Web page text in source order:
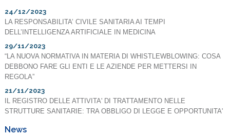
24/12/2023
LA RESPONSABILITA’ CIVILE SANITARIA AI TEMPI
DELL’INTELLIGENZA ARTIFICIALE IN MEDICINA
29/11/2023
“LA NUOVA NORMATIVA IN MATERIA DI WHISTLEWBLOWING: COSA
DEBBONO FARE GLI ENTI E LE AZIENDE PER METTERSI IN
REGOLA”
21/11/2023
IL REGISTRO DELLE ATTIVITA' DI TRATTAMENTO NELLE
STRUTTURE SANITARIE: TRA OBBLIGO DI LEGGE E OPPORTUNITA'
News